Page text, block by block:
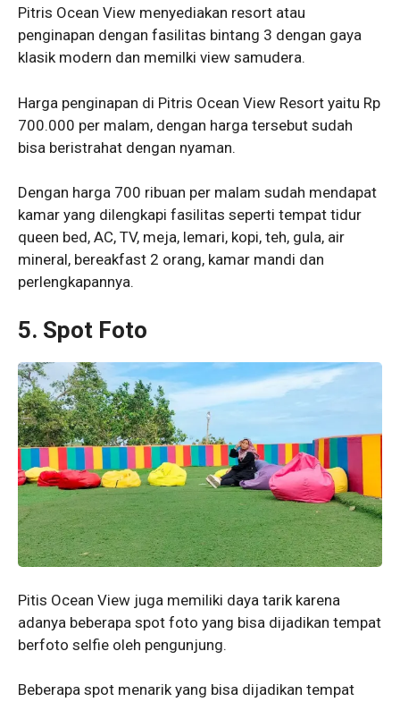
Pitris Ocean View menyediakan resort atau
penginapan dengan fasilitas bintang 3 dengan gaya
klasik modern dan memilki view samudera.
Harga penginapan di Pitris Ocean View Resort yaitu Rp
700.000 per malam, dengan harga tersebut sudah
bisa beristrahat dengan nyaman.
Dengan harga 700 ribuan per malam sudah mendapat
kamar yang dilengkapi fasilitas seperti tempat tidur
queen bed, AC, TV, meja, lemari, kopi, teh, gula, air
mineral, bereakfast 2 orang, kamar mandi dan
perlengkapannya.
5. Spot Foto
Pitis Ocean View juga memiliki daya tarik karena
adanya beberapa spot foto yang bisa dijadikan tempat
berfoto selfie oleh pengunjung.
Beberapa spot menarik yang bisa dijadikan tempat